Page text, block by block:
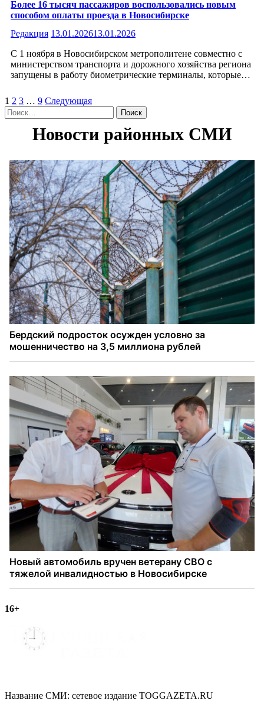
Более 16 тысяч пассажиров воспользовались новым
способом оплаты проезда в Новосибирске
Редакция 13.01.202613.01.2026
С 1 ноября в Новосибирском метрополитене совместно с
министерством транспорта и дорожного хозяйства региона
запущены в работу биометрические терминалы, которые…
Пагинация
записей
1 2 3 … 9 Следующая
Найти:
16+
Название СМИ: cетевое издание TOGGAZETA.RU